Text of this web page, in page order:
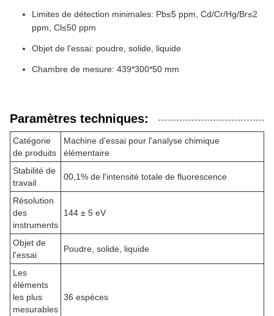
Limites de détection minimales: Pb≤5 ppm, Cd/Cr/Hg/Br≤2
ppm, Cl≤50 ppm
Objet de l'essai: poudre, solide, liquide
Chambre de mesure: 439*300*50 mm
Paramètres techniques:
Catégorie
de produits
Machine d'essai pour l'analyse chimique
élémentaire
Stabilité de
travail
00,1% de l'intensité totale de fluorescence
Résolution
des
instruments
144 ± 5 eV
Objet de
l'essai
Poudre, solide, liquide
Les
éléments
les plus
mesurables
36 espèces